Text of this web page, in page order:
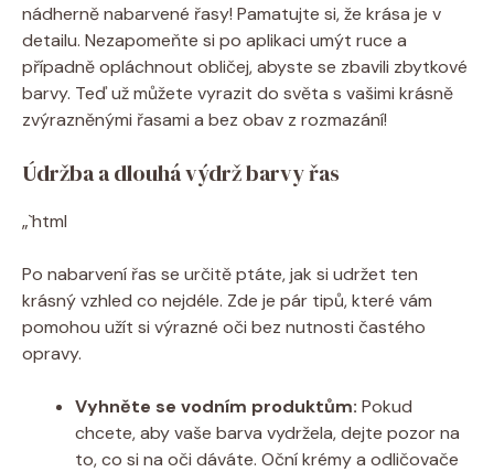
nádherně nabarvené řasy! Pamatujte si, že krása je v
detailu. Nezapomeňte si po aplikaci umýt ruce a
případně opláchnout obličej, abyste se zbavili zbytkové
barvy. Teď už můžete vyrazit do světa s vašimi krásně
zvýrazněnými řasami a bez obav z rozmazání!
Údržba a dlouhá výdrž barvy řas
„`html
Po nabarvení řas se určitě ptáte, jak si udržet ten
krásný vzhled co nejdéle. Zde je pár tipů, které vám
pomohou užít si výrazné oči bez nutnosti častého
opravy.
Vyhněte se vodním produktům: Pokud
chcete, aby vaše barva vydržela, dejte pozor na
to, co si na oči dáváte. Oční krémy a odličovače